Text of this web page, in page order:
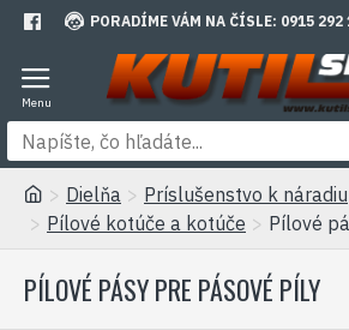
PORADÍME VÁM NA ČÍSLE: 0915 292
Dielňa
Príslušenstvo k náradiu
Pílové kotúče a kotúče
Pílové
PÍLOVÉ PÁSY PRE PÁSOVÉ PÍLY